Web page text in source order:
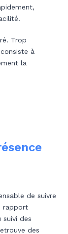
Trop
à
la
de suivre
rapport
suivi des
des